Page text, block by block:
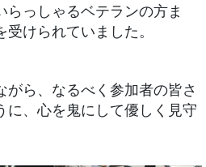
らっしゃるベテランの方ま
けられていました。
がら、なるべく参加者の皆さ
に、心を鬼にして優しく見守